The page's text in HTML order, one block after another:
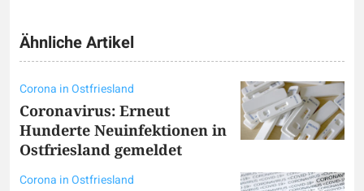
Ähnliche Artikel
Corona in Ostfriesland
Coronavirus: Erneut
Hunderte Neuinfektionen in
Ostfriesland gemeldet
Corona in Ostfriesland